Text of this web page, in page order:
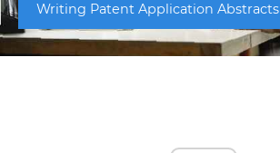
Writing Patent Application Abstracts